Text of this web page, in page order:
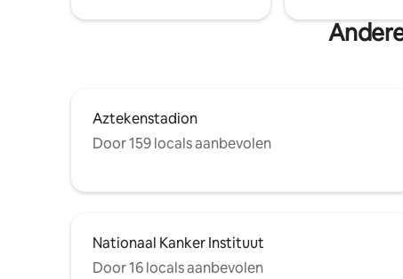
Aztekenstadion
Door 159 locals aanbevolen
Nationaal Kanker Instituut
Door 16 locals aanbevolen